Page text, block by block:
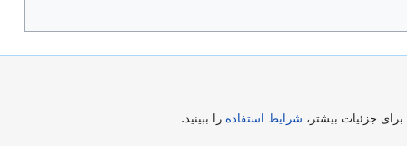
جزئیات بیشتر، شرایط استفاده را ببینید.